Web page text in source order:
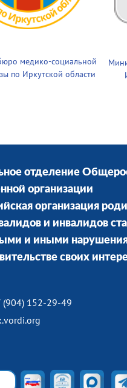
медико-социальной
по Иркутской области
отделение
организации
организация
и инвалидов
и иными
своих
(904) 152-29-49